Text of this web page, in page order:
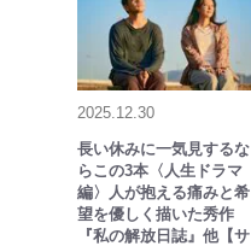
2025.12.30
長い休みに一気見するな
らこの3本〈人生ドラマ
編〉人が抱える痛みと希
望を優しく描いた秀作
『私の解放日誌』他【サ